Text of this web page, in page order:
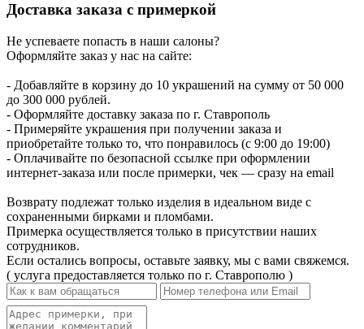
Доставка заказа с примеркой
Не успеваете попасть в наши салоны?
Оформляйте заказ у нас на сайте:
- Добавляйте в корзину до 10 украшений на сумму от 50 000
до 300 000 рублей.
- Оформляйте доставку заказа по г. Ставрополь
- Примеряйте украшения при получении заказа и
приобретайте только то, что понравилось (с 9:00 до 19:00)
- Оплачивайте по безопасной ссылке при оформлении
интернет-заказа или после примерки, чек — сразу на email
Возврату подлежат только изделия в идеальном виде с
сохраненными бирками и пломбами.
Примерка осуществляется только в присутствии наших
сотрудников.
Если остались вопросы, оставьте заявку, мы с вами свяжемся.
( услуга предоставляется только по г. Ставрополю )